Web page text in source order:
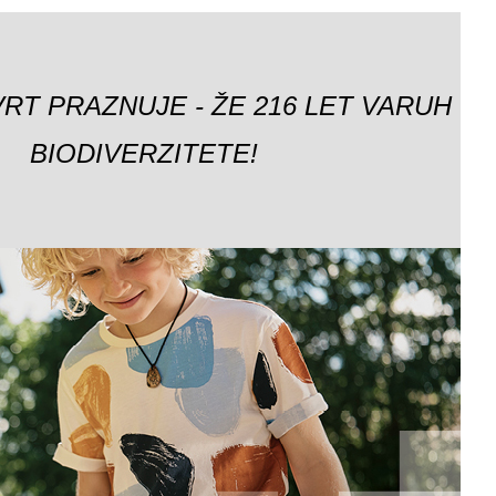
PRAZNUJE - ŽE 216 LET VARUH
BIODIVERZITETE!